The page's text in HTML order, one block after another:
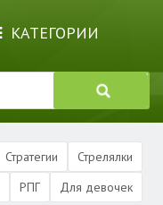
КАТЕГОРИИ
Стратегии
Стрелялки
РПГ Для девочек